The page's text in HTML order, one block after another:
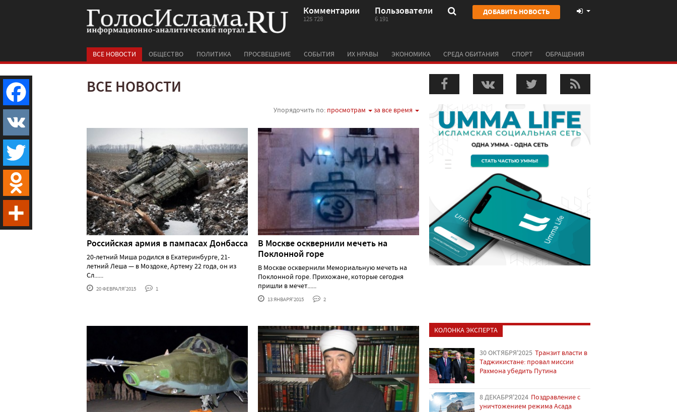
Комментарии
125 728
Пользователи
6 191
ДОБАВИТЬ НОВОСТЬ
ВСЕ НОВОСТИ ОБЩЕСТВО ПОЛИТИКА ПРОСВЕЩЕНИЕ СОБЫТИЯ ИХ НРАВЫ ЭКОНОМИКА СРЕДА ОБИТАНИЯ СПОРТ ОБРАЩЕНИЯ
ВСЕ НОВОСТИ
Упорядочить по: просмотрам за все время
Российская армия в пампасах Донбасса
20-летний Миша родился в Екатеринбурге, 21-
летний Леша — в Моздоке, Артему 22 года, он из
Сл......
20 ФЕВРАЛЯ'2015 1
В Москве осквернили мечеть на
Поклонной горе
В Москве осквернили Мемориальную мечеть на
Поклонной горе. Прихожане, которые сегодня
пришли в мечет......
13 ЯНВАРЯ'2015 2
КОЛОНКА ЭКСПЕРТА
30 ОКТЯБРЯ'2025 Транзит власти в
Таджикистане: провал миссии
Рахмона убедить Путина
8 ДЕКАБРЯ'2024 Поздравление с
уничтожением режима Асада
Facebook
VK
Twitter
Odnoklassniki